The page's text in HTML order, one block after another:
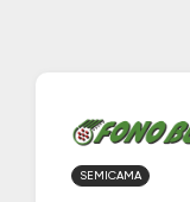
SEMICAMA